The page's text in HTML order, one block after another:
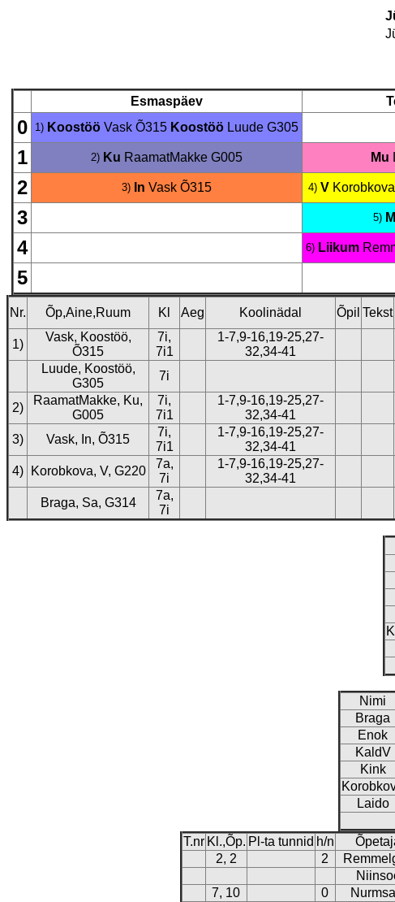
Esmaspäev
0 1) Koostöö Vask Õ315 Koostöö Luude G305
1 2) Ku RaamatMakke G005 Mu
2 3) In Vask Õ315 4) V Korobkova
3 5) M
4 6) Liikum
5
Nr. Õp,Aine,Ruum Kl Aeg Koolinädal Õpil Tekst
1)
Vask, Koostöö,
Õ315
7i,
7i1
1-7,9-16,19-25,27-
32,34-41
Luude, Koostöö,
G305
7i
2)
RaamatMakke, Ku,
G005
7i,
7i1
1-7,9-16,19-25,27-
32,34-41
3) Vask, In, Õ315
7i,
7i1
1-7,9-16,19-25,27-
32,34-41
4) Korobkova, V, G220
7a,
7i
1-7,9-16,19-25,27-
32,34-41
Braga, Sa, G314
7a,
7i
Nimi
Braga
Enok
KaldV
Kink
Laido
T.nr Kl.,Õp. Pl-ta tunnid h/n
2, 2
2
7, 10
0